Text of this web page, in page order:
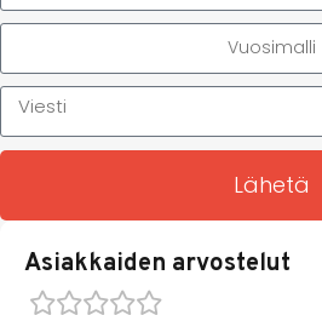
Lähetä
Asiakkaiden arvostelut